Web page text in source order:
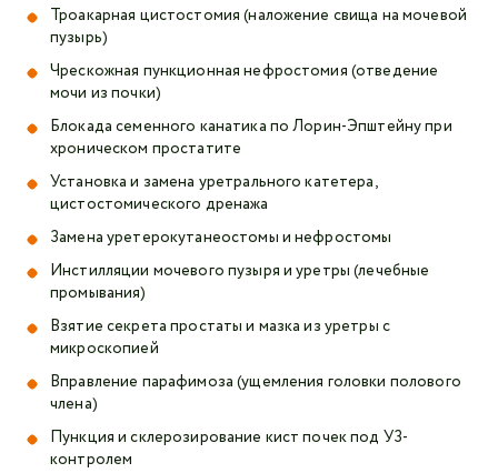
Троакарная цистостомия (наложение свища на мочевой
пузырь)
Чрескожная пункционная нефростомия (отведение
мочи из почки)
Блокада семенного канатика по Лорин-Эпштейну при
хроническом простатите
Установка и замена уретрального катетера,
цистостомического дренажа
Замена уретерокутанеостомы и нефростомы
Инстилляции мочевого пузыря и уретры (лечебные
промывания)
Взятие секрета простаты и мазка из уретры с
микроскопией
Вправление парафимоза (ущемления головки полового
члена)
Пункция и склерозирование кист почек под УЗ-
контролем